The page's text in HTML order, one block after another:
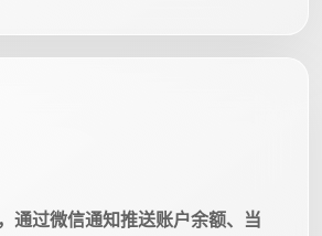
通过微信通知推送账户余额、当